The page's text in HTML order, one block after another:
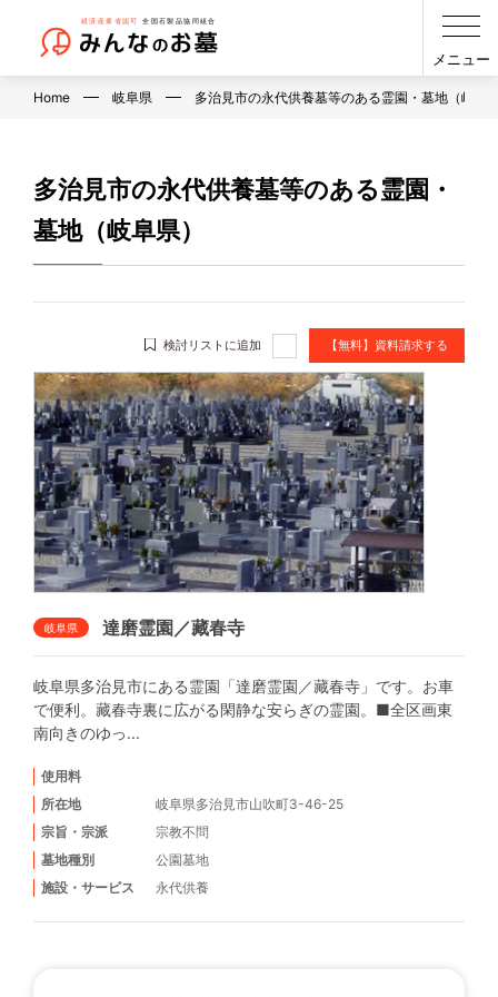
メニュー
Home 岐阜県 多治見市の永代供養墓等のある霊園・墓地（岐阜
多治見市の永代供養墓等のある霊園・
墓地（岐阜県）
検討リストに追加 【無料】資料請求する
岐阜県 達磨霊園／藏春寺
岐阜県多治見市にある霊園「達磨霊園／藏春寺」です。お車
で便利。藏春寺裏に広がる閑静な安らぎの霊園。■全区画東
南向きのゆっ...
使用料
所在地
岐阜県多治見市山吹町3-46-25
宗旨・宗派
宗教不問
墓地種別
公園墓地
施設・サービス
永代供養